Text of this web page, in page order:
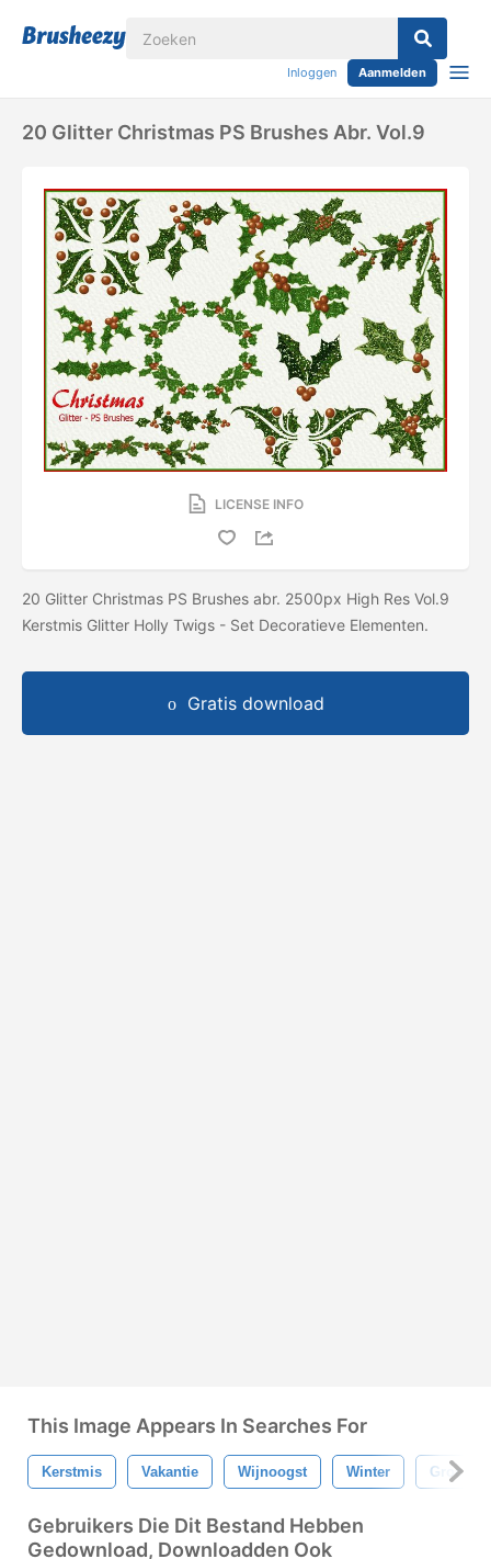
Inloggen Aanmelden
20 Glitter Christmas PS Brushes Abr. Vol.9
LICENSE INFO
20 Glitter Christmas PS Brushes abr. 2500px High Res Vol.9
Kerstmis Glitter Holly Twigs - Set Decoratieve Elementen.
Gratis download
This Image Appears In Searches For
Kerstmis Vakantie Wijnoogst Winter Groen
Gebruikers Die Dit Bestand Hebben
Gedownload, Downloadden Ook